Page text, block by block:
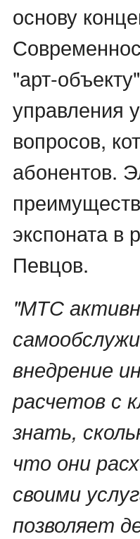
основу
"арт-
управления
вопросов,
абонентов.
экспоната в
Певцов.
"МТС
внедрение
расчетов с
знать,
что они
своими
позволяет